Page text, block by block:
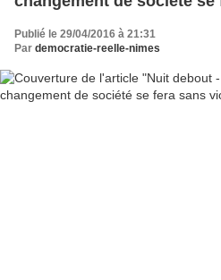
Publié le 29/04/2016 à 21:31
Par democratie-reelle-nimes